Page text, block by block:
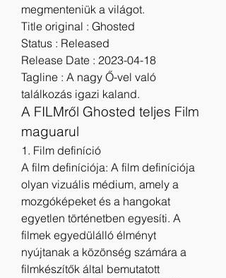
megmenteniük a világot.
Title original : Ghosted
Status : Released
Release Date : 2023-04-18
Tagline : A nagy Ő-vel való
találkozás igazi kaland.
A FILMről Ghosted teljes Film
maguarul
1. Film definíció
A film definíciója: A film definíciója
olyan vizuális médium, amely a
mozgóképeket és a hangokat
egyetlen történetben egyesíti. A
filmek egyedülálló élményt
nyújtanak a közönség számára a
filmkészítők által bemutatott